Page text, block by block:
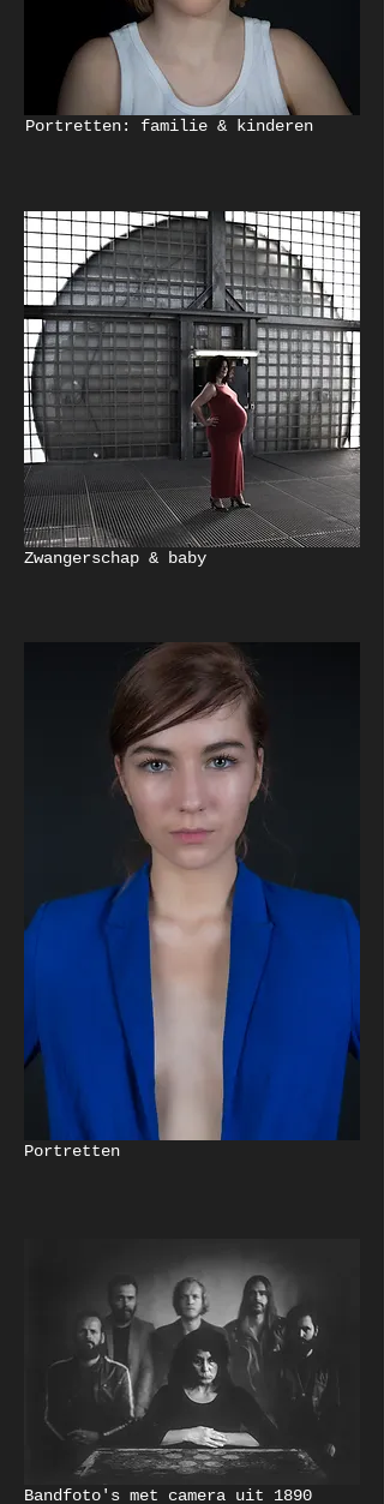
Portretten: familie & kinderen
Zwangerschap & baby
Portretten
Bandfoto's met camera uit 1890